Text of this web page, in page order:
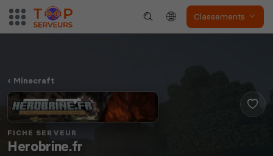
Classements
Minecraft
FICHE SERVEUR
Herobrine.fr